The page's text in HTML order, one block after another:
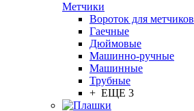
Метчики
Вороток для метчиков
Гаечные
Дюймовые
Машинно-ручные
Машинные
Трубные
+ ЕЩЕ 3